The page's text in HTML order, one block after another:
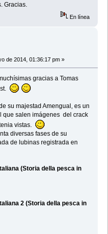
Gracias.
En línea
de 2014, 01:36:17 pm »
gracias a Tomas
su majestad Amengual, es un
que salen imágenes del crack
vistas.
diversas fases de su
de lubinas registrada en
(Storia della pesca in
2 (Storia della pesca in